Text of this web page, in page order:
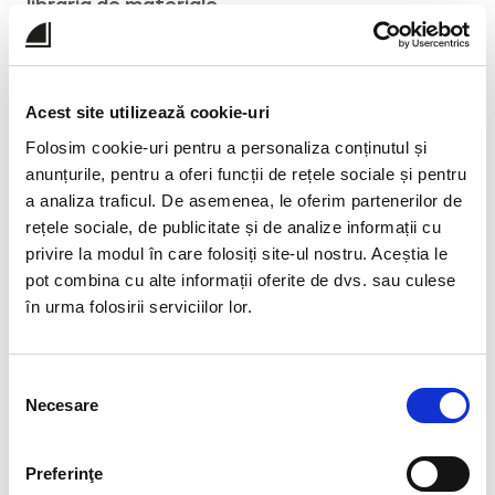
Acest site utilizează cookie-uri
Folosim cookie-uri pentru a personaliza conținutul și
anunțurile, pentru a oferi funcții de rețele sociale și pentru
a analiza traficul. De asemenea, le oferim partenerilor de
rețele sociale, de publicitate și de analize informații cu
privire la modul în care folosiți site-ul nostru. Aceștia le
pot combina cu alte informații oferite de dvs. sau culese
în urma folosirii serviciilor lor.
consimțământului
Necesare
Preferinţe
librăria de materiale.
Când vine vorba despre
principale diferențe pe
platformei EDUS în școală, domnul director
obținute de elevi și avem ceea ce se numește o
comunicare eficientă.”Iar dacă e să vorbim
despreîmbunătățirile majore pe care le-a adus
învățământul online, pe listă ocupă loc de
frunte atâtprezența elevilor la cursuri, cât și
rezultatele școlare generale.
continuăm ceea ce facem:„provocări sunt în
întotdeauna am găsit soluțiile cele mai bune”.
alături de fiecare dată!